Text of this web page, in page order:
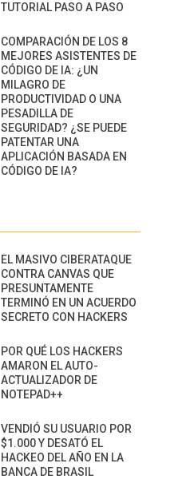
TUTORIAL PASO A PASO
COMPARACIÓN DE LOS 8
MEJORES ASISTENTES DE
CÓDIGO DE IA: ¿UN
MILAGRO DE
PRODUCTIVIDAD O UNA
PESADILLA DE
SEGURIDAD? ¿SE PUEDE
PATENTAR UNA
APLICACIÓN BASADA EN
CÓDIGO DE IA?
EL MASIVO CIBERATAQUE
CONTRA CANVAS QUE
PRESUNTAMENTE
TERMINÓ EN UN ACUERDO
SECRETO CON HACKERS
POR QUÉ LOS HACKERS
AMARON EL AUTO-
ACTUALIZADOR DE
NOTEPAD++
VENDIÓ SU USUARIO POR
$1.000 Y DESATÓ EL
HACKEO DEL AÑO EN LA
BANCA DE BRASIL